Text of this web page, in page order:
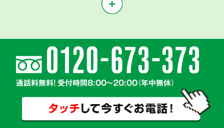
2
気持ちに寄り添う
親切丁寧な対応
通話料無料! 受付時間8:00～20:00（年中無休）